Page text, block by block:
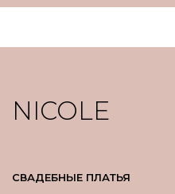
NICOLE
СВАДЕБНЫЕ ПЛАТЬЯ